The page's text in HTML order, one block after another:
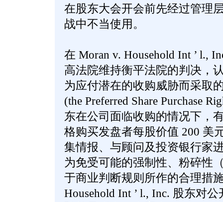
在股东大会开会前先经过管理
战中不当使用。
在 Moran v. Household Int ’ l.,
高法院维持衡平法院的判决，
为应付潜在的收购威胁而采取
(the Preferred Share Purchase
东在公司面临收购的情况下，
格购买发盘者每股价值 200 美
集情报、与顾问及投资银行家
为免受可能的强制性、粉碎性
于商业判断规则所作的合理措
Household Int ’ l., Inc. 股东对